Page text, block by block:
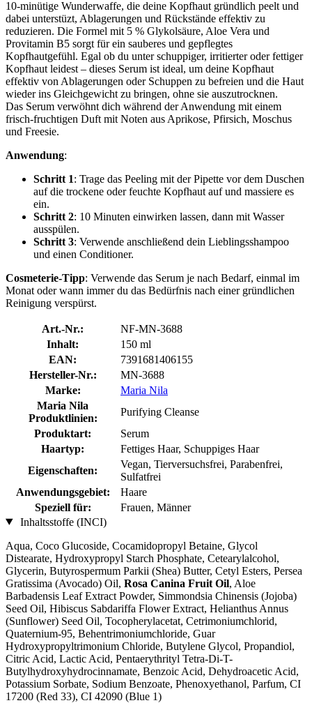
10-minütige Wunderwaffe, die deine Kopfhaut gründlich peelt und
dabei unterstüzt, Ablagerungen und Rückstände effektiv zu
reduzieren. Die Formel mit 5 % Glykolsäure, Aloe Vera und
Provitamin B5 sorgt für ein sauberes und gepflegtes
Kopfhautgefühl. Egal ob du unter schuppiger, irritierter oder fettiger
Kopfhaut leidest – dieses Serum ist ideal, um deine Kopfhaut
effektiv von Ablagerungen oder Schuppen zu befreien und die Haut
wieder ins Gleichgewicht zu bringen, ohne sie auszutrocknen.
Das Serum verwöhnt dich während der Anwendung mit einem
frisch-fruchtigen Duft mit Noten aus Aprikose, Pfirsich, Moschus
und Freesie.
Anwendung:
Schritt 1: Trage das Peeling mit der Pipette vor dem Duschen
auf die trockene oder feuchte Kopfhaut auf und massiere es
ein.
Schritt 2: 10 Minuten einwirken lassen, dann mit Wasser
ausspülen.
Schritt 3: Verwende anschließend dein Lieblingsshampoo
und einen Conditioner.
Cosmeterie-Tipp: Verwende das Serum je nach Bedarf, einmal im
Monat oder wann immer du das Bedürfnis nach einer gründlichen
Reinigung verspürst.
Art.-Nr.:
NF-MN-3688
Inhalt:
150 ml
EAN:
7391681406155
Hersteller-Nr.:
MN-3688
Marke:
Maria Nila
Maria Nila
Produktlinien:
Purifying Cleanse
Produktart:
Serum
Haartyp:
Fettiges Haar, Schuppiges Haar
Eigenschaften:
Vegan, Tierversuchsfrei, Parabenfrei,
Sulfatfrei
Anwendungsgebiet:
Haare
Speziell für:
Frauen, Männer
Inhaltsstoffe (INCI)
Aqua, Coco Glucoside, Cocamidopropyl Betaine, Glycol
Distearate, Hydroxypropyl Starch Phosphate, Cetearylalcohol,
Glycerin, Butyrospermum Parkii (Shea) Butter, Cetyl Esters, Persea
Gratissima (Avocado) Oil, Rosa Canina Fruit Oil, Aloe
Barbadensis Leaf Extract Powder, Simmondsia Chinensis (Jojoba)
Seed Oil, Hibiscus Sabdariffa Flower Extract, Helianthus Annus
(Sunflower) Seed Oil, Tocopherylacetat, Cetrimoniumchlorid,
Quaternium-95, Behentrimoniumchloride, Guar
Hydroxypropyltrimonium Chloride, Butylene Glycol, Propandiol,
Citric Acid, Lactic Acid, Pentaerythrityl Tetra-Di-T-
Butylhydroxyhydrocinnamate, Benzoic Acid, Dehydroacetic Acid,
Potassium Sorbate, Sodium Benzoate, Phenoxyethanol, Parfum, CI
17200 (Red 33), CI 42090 (Blue 1)